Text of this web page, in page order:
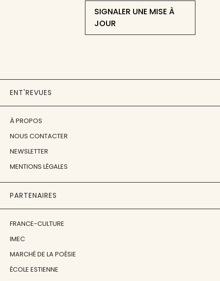
SIGNALER UNE MISE À
JOUR
ENT'REVUES
À PROPOS
NOUS CONTACTER
NEWSLETTER
MENTIONS LÉGALES
PARTENAIRES
FRANCE-CULTURE
IMEC
MARCHÉ DE LA POÉSIE
ÉCOLE ESTIENNE